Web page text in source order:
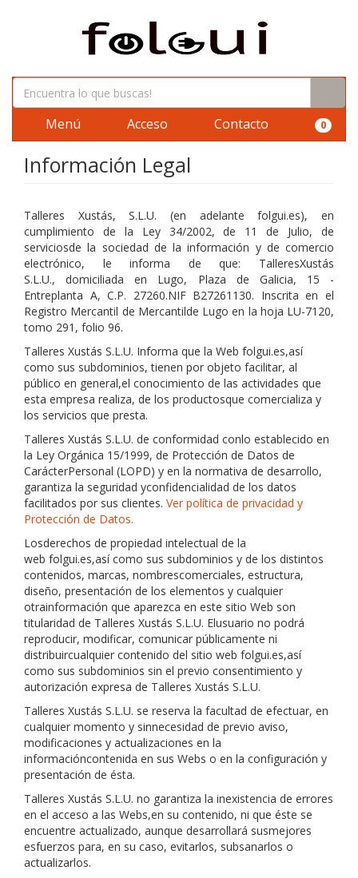
Menú Acceso Contacto 0
Información Legal
Talleres Xustás, S.L.U. (en adelante folgui.es), en
cumplimiento de la Ley 34/2002, de 11 de Julio, de
serviciosde la sociedad de la información y de comercio
electrónico, le informa de que: TalleresXustás
S.L.U.,
domiciliada en Lugo, Plaza de Galicia, 15 -
Entreplanta A, C.P. 27260.NIF B27261130. Inscrita en el
Registro Mercantil de Mercantilde Lugo en la hoja LU-7120,
tomo 291, folio 96.
Talleres Xustás S.L.U. Informa que la Web folgui.es,así
como sus subdominios, tienen por objeto facilitar, al
público en general,el conocimiento de las actividades que
esta empresa realiza, de los productosque comercializa y
los servicios que presta.
Talleres Xustás S.L.U. de conformidad conlo establecido en
la Ley Orgánica 15/1999, de Protección de Datos de
CarácterPersonal (LOPD) y en la normativa de desarrollo,
garantiza la seguridad yconfidencialidad de los datos
facilitados por sus clientes. Ver política de privacidad y
Protección de Datos.
Losderechos de propiedad intelectual de la
web folgui.es,así como sus subdominios y de los distintos
contenidos, marcas, nombrescomerciales, estructura,
diseño, presentación de los elementos y cualquier
otrainformación que aparezca en este sitio Web son
titularidad de Talleres Xustás S.L.U. Elusuario no podrá
reproducir, modificar, comunicar públicamente ni
distribuircualquier contenido del sitio web folgui.es,así
como sus subdominios sin el previo consentimiento y
autorización expresa de Talleres Xustás S.L.U.
Talleres Xustás S.L.U. se reserva la facultad de efectuar, en
cualquier momento y sinnecesidad de previo aviso,
modificaciones y actualizaciones en la
informacióncontenida en sus Webs o en la configuración y
presentación de ésta.
Talleres Xustás S.L.U. no garantiza la inexistencia de errores
en el acceso a las Webs,en su contenido, ni que éste se
encuentre actualizado, aunque desarrollará susmejores
esfuerzos para, en su caso, evitarlos, subsanarlos o
actualizarlos.